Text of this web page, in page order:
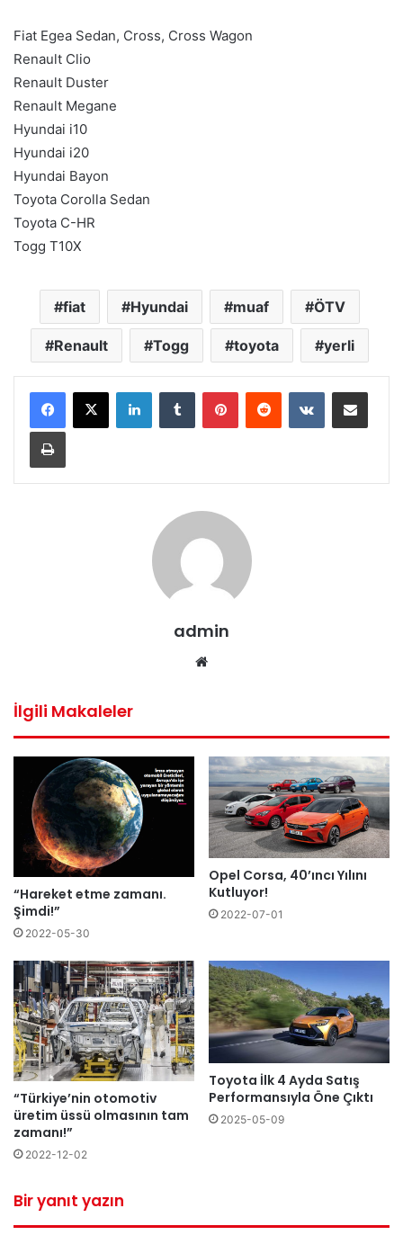
Fiat Egea Sedan, Cross, Cross Wagon
Renault Clio
Renault Duster
Renault Megane
Hyundai i10
Hyundai i20
Hyundai Bayon
Toyota Corolla Sedan
Toyota C-HR
Togg T10X
fiat Hyundai muaf ÖTV
Renault Togg toyota yerli
LinkedInTumblr PinterestReddit VKontakteE-Posta ile paylaş
Yazdır
admin
İlgili Makaleler
“Hareket etme zamanı.
Şimdi!”
2022-05-30
Opel Corsa, 40’ıncı Yılını
Kutluyor!
2022-07-01
“Türkiye’nin otomotiv
üretim üssü olmasının tam
zamanı!”
2022-12-02
Toyota İlk 4 Ayda Satış
Performansıyla Öne Çıktı
2025-05-09
Bir yanıt yazın